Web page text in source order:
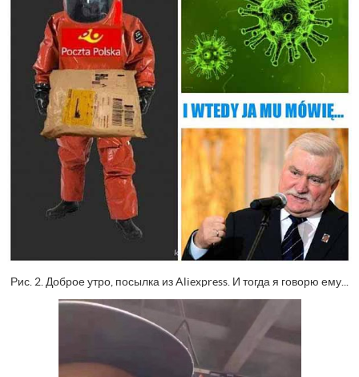
Рис. 2. Доброе утро, посылка из Aliexpress. И тогда я говорю ему...